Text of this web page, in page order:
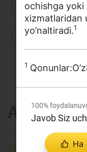
Interaktiv
Fotogalereya
Loyiha
Sayt xaritasi
J K
P Q
V X
A
Aholi daromadlari
ochishga yoki
xizmatlaridan
yo’naltiradi.1
1
100%
Javob Siz
Ha